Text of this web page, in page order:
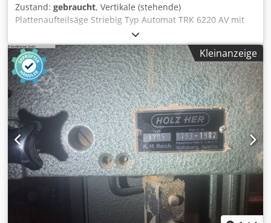
Zustand: gebraucht, Vertikale (stehende)
Plattenaufteilsäge Striebig Typ Automat TRK 6220 AV mit
Schneeberger Positron Positioniersteuerung zum präzisen
horizontalen und vertikalen Zuschneiden von
Holzwerkstoff-, Kunststoff- und Verbundplatten. Die
automatische Ausführung ermöglicht rationelle,
wiederholgenaue Plattenzuschnitte im Möbel-,
Innenausbau- und Plattenbearbeitungsbereich.
Freistehende oder Wandmontage möglich. Technische
Daten: Csdpfx Aezr H Hfeixjrf - Schnittlänge: 5.300 mm -
Schnittbreite: 2.200 mm - Materialstärke: max. 80 mm -
Motor: 5,5 kW
Kleinanzeige